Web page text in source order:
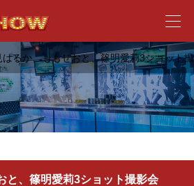
はるか、ももせおと、篠明愛莉3ショット
と、篠明愛莉3ショット撮影会